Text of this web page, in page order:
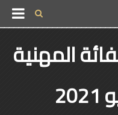
المهنية